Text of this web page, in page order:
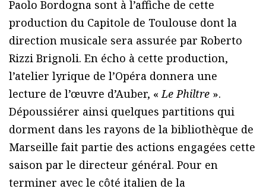
Paolo Bordogna sont à l’affiche de cette
production du Capitole de Toulouse dont la
direction musicale sera assurée par Roberto
Rizzi Brignoli. En écho à cette production,
l’atelier lyrique de l’Opéra donnera une
lecture de l’œuvre d’Auber, «Le Philtre ».
Dépoussiérer ainsi quelques partitions qui
dorment dans les rayons de la bibliothèque de
Marseille fait partie des actions engagées cette
saison par le directeur général. Pour en
terminer avec le côté italien de la